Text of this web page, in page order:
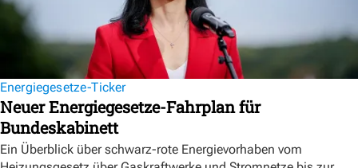
Energiegesetze-Ticker
Neuer Energiegesetze-Fahrplan für
Bundeskabinett
Ein Überblick über schwarz-rote Energievorhaben vom